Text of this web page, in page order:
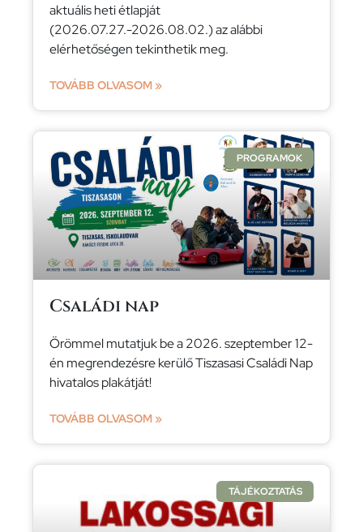
aktuális heti étlapját
(2026.07.27.-2026.08.02.) az alábbi
elérhetőségen tekinthetik meg.
TOVÁBB OLVASOM »
PROGRAMOK
Családi nap
Örömmel mutatjuk be a 2026. szeptember 12-
én megrendezésre kerülő Tiszasasi Családi Nap
hivatalos plakátját!
TOVÁBB OLVASOM »
TÁJÉKOZTATÁS